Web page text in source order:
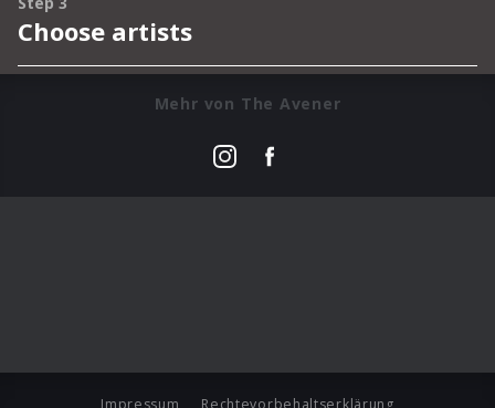
Mehr von The Avener
Impressum Rechtevorbehaltserklärung